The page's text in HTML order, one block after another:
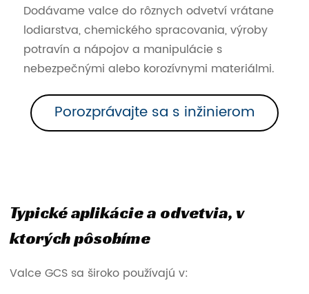
Dodávame valce do rôznych odvetví vrátane
lodiarstva, chemického spracovania, výroby
potravín a nápojov a manipulácie s
nebezpečnými alebo korozívnymi materiálmi.
Porozprávajte sa s inžinierom
Typické aplikácie a odvetvia, v
ktorých pôsobíme
Valce GCS sa široko používajú v: